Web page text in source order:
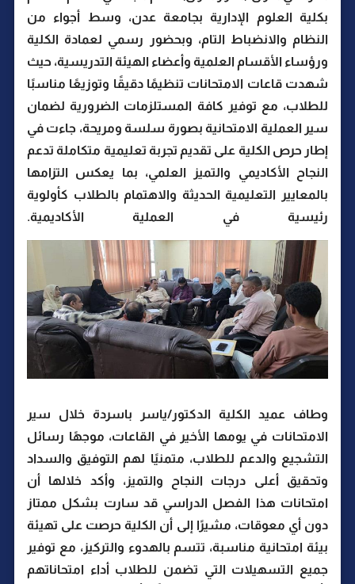
بكلية العلوم الإدارية بجامعة عدن، وسط أجواء من
النظام والانضباط التام، وبحضور رسمي لعمادة الكلية
ورؤساء الأقسام العلمية وأعضاء الهيئة التدريسية، حيث
شهدت قاعات الامتحانات تنظيمًا دقيقًا وتوزيعًا مناسبًا
للطلاب، مع توفير كافة المستلزمات الضرورية لضمان
سير العملية الامتحانية بصورة سلسة ومريحة، جاءت في
إطار حرص الكلية على تقديم تجربة تعليمية متكاملة تدعم
النجاح الأكاديمي والتميز العلمي، بما يعكس التزامها
بالمعايير التعليمية الحديثة والاهتمام بالطلاب كأولوية
رئيسية في العملية الأكاديمية.
وطاف عميد الكلية الدكتور/ياسر باسردة خلال سير
الامتحانات في يومها الأخير في القاعات، موجهًا رسائل
التشجيع والدعم للطلاب، متمنيًا لهم التوفيق والسداد
وتحقيق أعلى درجات النجاح والتميز، وأكد خلالها أن
امتحانات هذا الفصل الدراسي قد سارت بشكل ممتاز
دون أي معوقات، مشيرًا إلى أن الكلية حرصت على تهيئة
بيئة امتحانية مناسبة، تتسم بالهدوء والتركيز، مع توفير
جميع التسهيلات التي تضمن للطلاب أداء امتحاناتهم